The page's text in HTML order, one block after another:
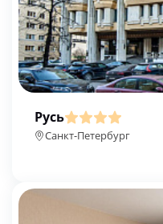
Русь
Санкт-Петербург